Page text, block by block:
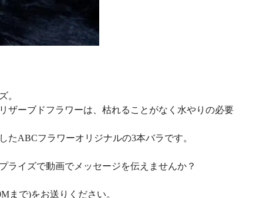
。
ザーブドフラワーは、枯れることがなく水やりの必要
ABCフラワーオリジナルの3本バラです。
ライズで動画でメッセージを伝えませんか？
まで)をお送りください。